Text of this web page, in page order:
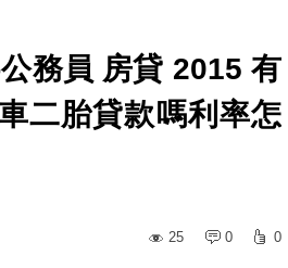
務員 房貸 2015 有
二胎貸款嗎利率怎
25
0 0